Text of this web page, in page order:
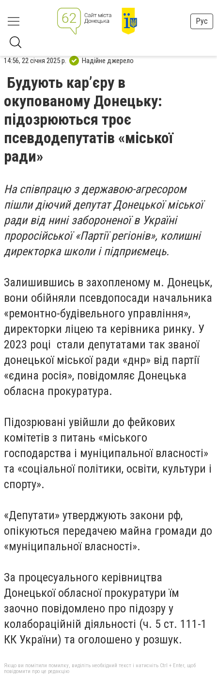
Рус
14:56, 22 січня 2025 р. Надійне джерело
Будують кар’єру в
окупованому Донецьку:
підозрюються троє
псевдодепутатів «міської
ради»
На співпрацю з державою-агресором
пішли діючий депутат Донецької міської
ради від нині забороненої в Україні
проросійської «Партії регіонів», колишні
директорка школи і підприємець.
Залишившись в захопленому м. Донецьк,
вони обійняли псевдопосади начальника
«ремонтно-будівельного управління»,
директорки ліцею та керівника ринку. У
2023 році стали депутатами так званої
донецької міської ради «днр» від партії
«єдина росія», повідомляє Донецька
обласна прокуратура.
Підозрювані увійшли до фейкових
комітетів з питань «міського
господарства і муніципальної власності»
та «соціальної політики, освіти, культури і
спорту».
«Депутати» утверджують закони рф,
опікуються передачею майна громади до
«муніципальної власності».
За процесуального керівництва
Донецької обласної прокуратури їм
заочно повідомлено про підозру у
колабораційній діяльності (ч. 5 ст. 111-1
КК України) та оголошено у розшук.
Якщо ви помітили помилку, виділіть необхідний текст і натисніть Ctrl + Enter, щоб
повідомити про це редакцію